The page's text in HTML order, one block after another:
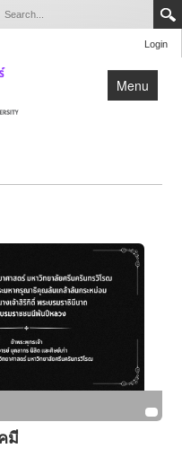
Login
Menu
คมี
มี